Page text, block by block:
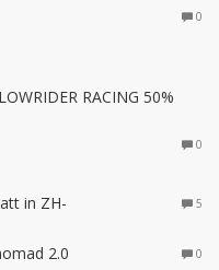
0
RACING 50%
0
in ZH-
5
2.0 0